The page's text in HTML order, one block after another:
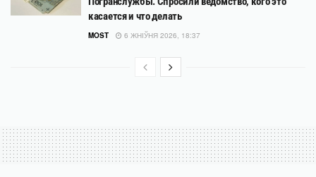
касается и что делать
MOST 6 ЖНІЎНЯ 2026, 18:37